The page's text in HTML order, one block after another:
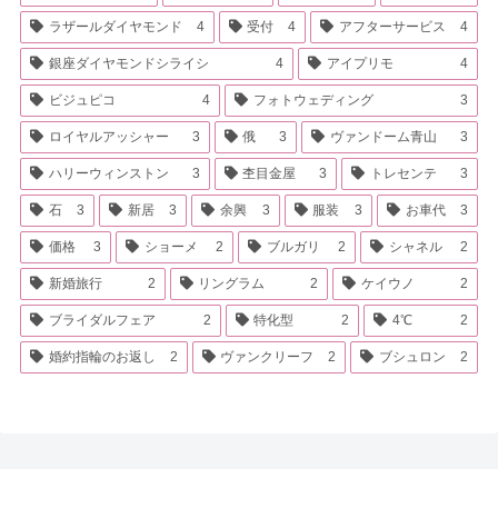
ラザールダイヤモンド 4 受付 4 アフターサービス 4
銀座ダイヤモンドシライシ 4 アイプリモ 4
ビジュピコ 4 フォトウェディング 3
ロイヤルアッシャー 3 俄 3 ヴァンドーム青山 3
ハリーウィンストン 3 杢目金屋 3 トレセンテ 3
石 3 新居 3 余興 3 服装 3 お車代 3
価格 3 ショーメ 2 ブルガリ 2 シャネル 2
新婚旅行 2 リングラム 2 ケイウノ 2
ブライダルフェア 2 特化型 2 4℃ 2
婚約指輪のお返し 2 ヴァンクリーフ 2 ブシュロン 2